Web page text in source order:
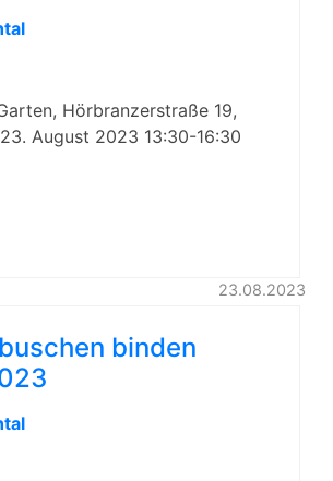
Hörbranzerstraße 19,
August 2023 13:30-16:30
23.08.2023
binden